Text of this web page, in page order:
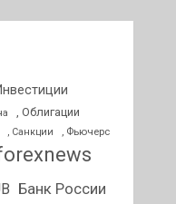
, Облигации
, Санкции , Фьючерс
Банк России